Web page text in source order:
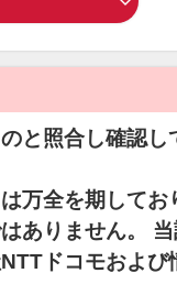
と照合し確認し
万全を期してお
ありません。
ドコモおよび